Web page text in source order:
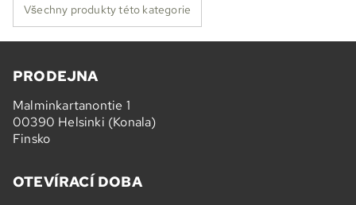
Všechny produkty této kategorie
PRODEJNA
Malminkartanontie 1
00390 Helsinki (Konala)
Finsko
OTEVÍRACÍ DOBA